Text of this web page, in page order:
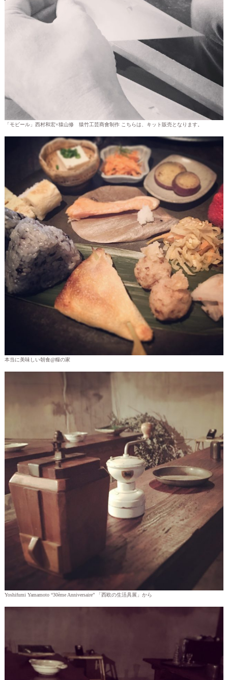
「モビール」西村和宏×猿山修 猿竹工芸商會制作 こちらは、キット販売となります。
本当に美味しい朝食@糧の家
Yoshifumi Yamamoto “30ème Anniversaire” 「西欧の生活具展」から